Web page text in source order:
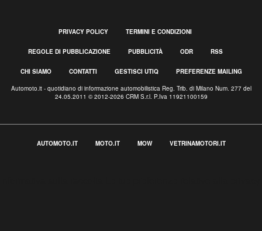
PRIVACY POLICY TERMINI E CONDIZIONI
REGOLE DI PUBBLICAZIONE PUBBLICITÀ ODR RSS
CHI SIAMO CONTATTI GESTISCI UTIQ PREFERENZE MAILING
Automoto.it - quotidiano di informazione automobilistica Reg. Trib. di Milano Num. 277 del
24.05.2011 © 2012-2026 CRM S.r.l. P.Iva 11921100159
AUTOMOTO.IT MOTO.IT MOW VETRINAMOTORI.IT